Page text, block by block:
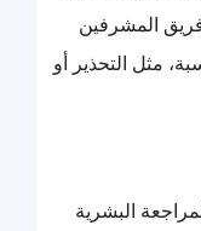
فريق المشرفين
مثل التحذير أو
البشرية